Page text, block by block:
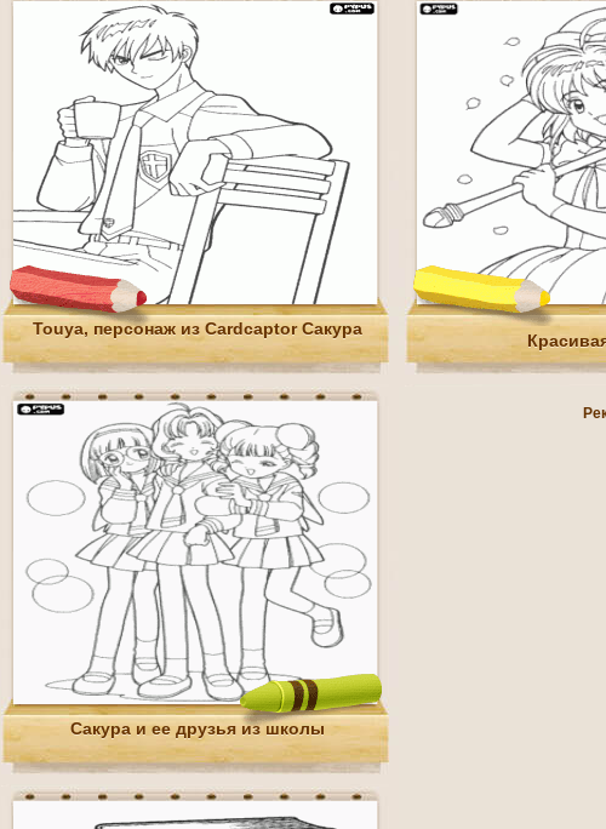
Touya, персонаж из Cardcaptor Сакура
Сакура и ее друзья из школы